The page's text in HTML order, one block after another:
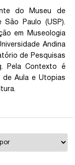
do Museu de
São Paulo (USP).
em Museologia
Andina
de Pesquisas
Pela Contexto é
Aula e Utopias